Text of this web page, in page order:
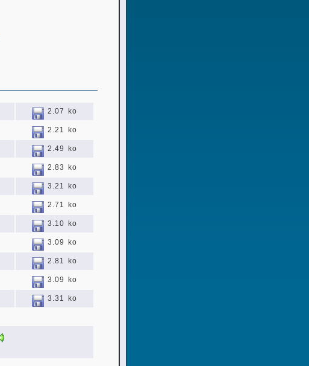
2.07 ko
2.21 ko
2.49 ko
2.83 ko
3.21 ko
2.71 ko
3.10 ko
3.09 ko
2.81 ko
3.09 ko
3.31 ko